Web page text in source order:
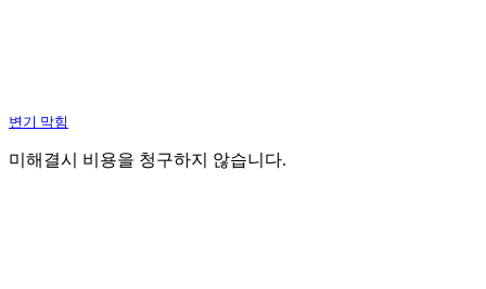
변기 막힘
미해결시 비용을 청구하지 않습니다.